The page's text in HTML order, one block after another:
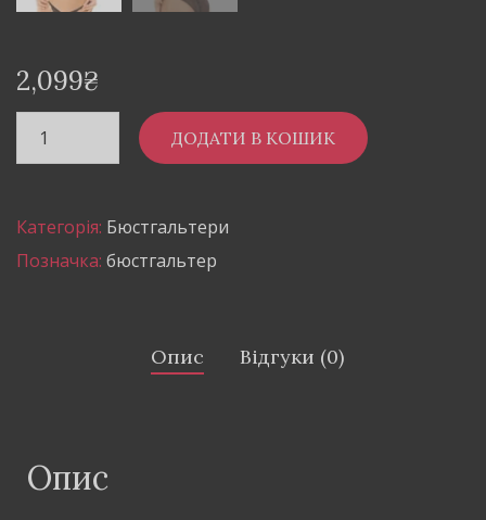
2,099₴
ДОДАТИ В КОШИК
Категорія: Бюстгальтери
Позначка: бюстгальтер
Опис Відгуки (0)
Опис